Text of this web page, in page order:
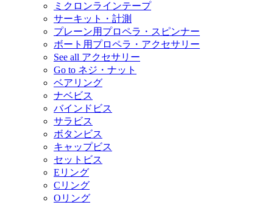
ミクロンラインテープ
サーキット・計測
プレーン用プロペラ・スピンナー
ボート用プロペラ・アクセサリー
See all アクセサリー
Go to ネジ・ナット
ベアリング
ナベビス
バインドビス
サラビス
ボタンビス
キャップビス
セットビス
Eリング
Cリング
Oリング